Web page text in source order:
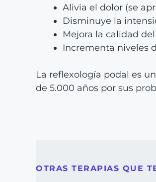
Alivia el dolor (se
Disminuye la
Mejora la calidad
Incrementa niveles
La reflexología podal es
de 5.000 años por sus
OTRAS TERAPIAS QUE